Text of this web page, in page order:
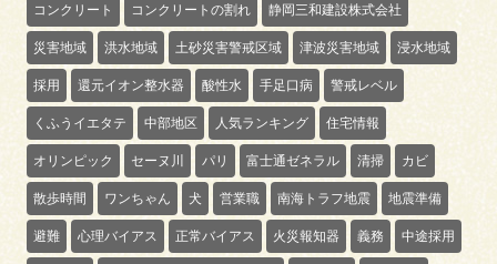
コンクリート コンクリートの割れ 静岡三和建設株式会社
災害地域 洪水地域 土砂災害警戒区域 津波災害地域 浸水地域
採用 還元イオン整水器 酸性水 手足口病 警戒レベル
くふうイエタテ 中部地区 人気ランキング 住宅情報
オリンピック セーヌ川 パリ 富士通ゼネラル 清掃 カビ
散歩時間 ワンちゃん 犬 営業職 南海トラフ地震 地震準備
避難 心理バイアス 正常バイアス 火災報知器 義務 中途採用